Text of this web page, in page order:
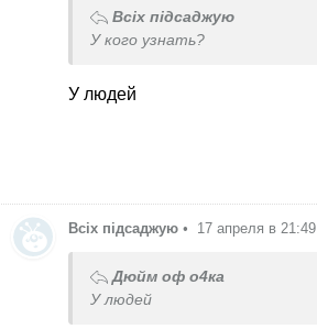
Всіх підсаджую
У кого узнать?
У людей
Всіх підсаджую • 17 апреля в 21:49
Дюйм оф о4ка
У людей